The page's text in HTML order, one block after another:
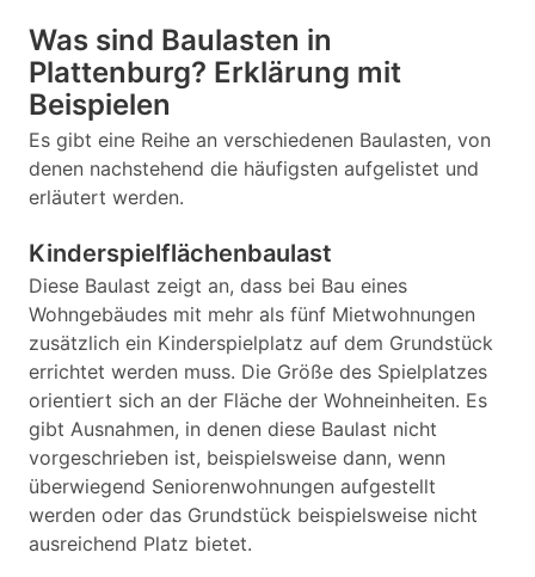
Was sind Baulasten in
Plattenburg? Erklärung mit
Beispielen
Es gibt eine Reihe an verschiedenen Baulasten, von
denen nachstehend die häufigsten aufgelistet und
erläutert werden.
Kinderspielflächenbaulast
Diese Baulast zeigt an, dass bei Bau eines
Wohngebäudes mit mehr als fünf Mietwohnungen
zusätzlich ein Kinderspielplatz auf dem Grundstück
errichtet werden muss. Die Größe des Spielplatzes
orientiert sich an der Fläche der Wohneinheiten. Es
gibt Ausnahmen, in denen diese Baulast nicht
vorgeschrieben ist, beispielsweise dann, wenn
überwiegend Seniorenwohnungen aufgestellt
werden oder das Grundstück beispielsweise nicht
ausreichend Platz bietet.